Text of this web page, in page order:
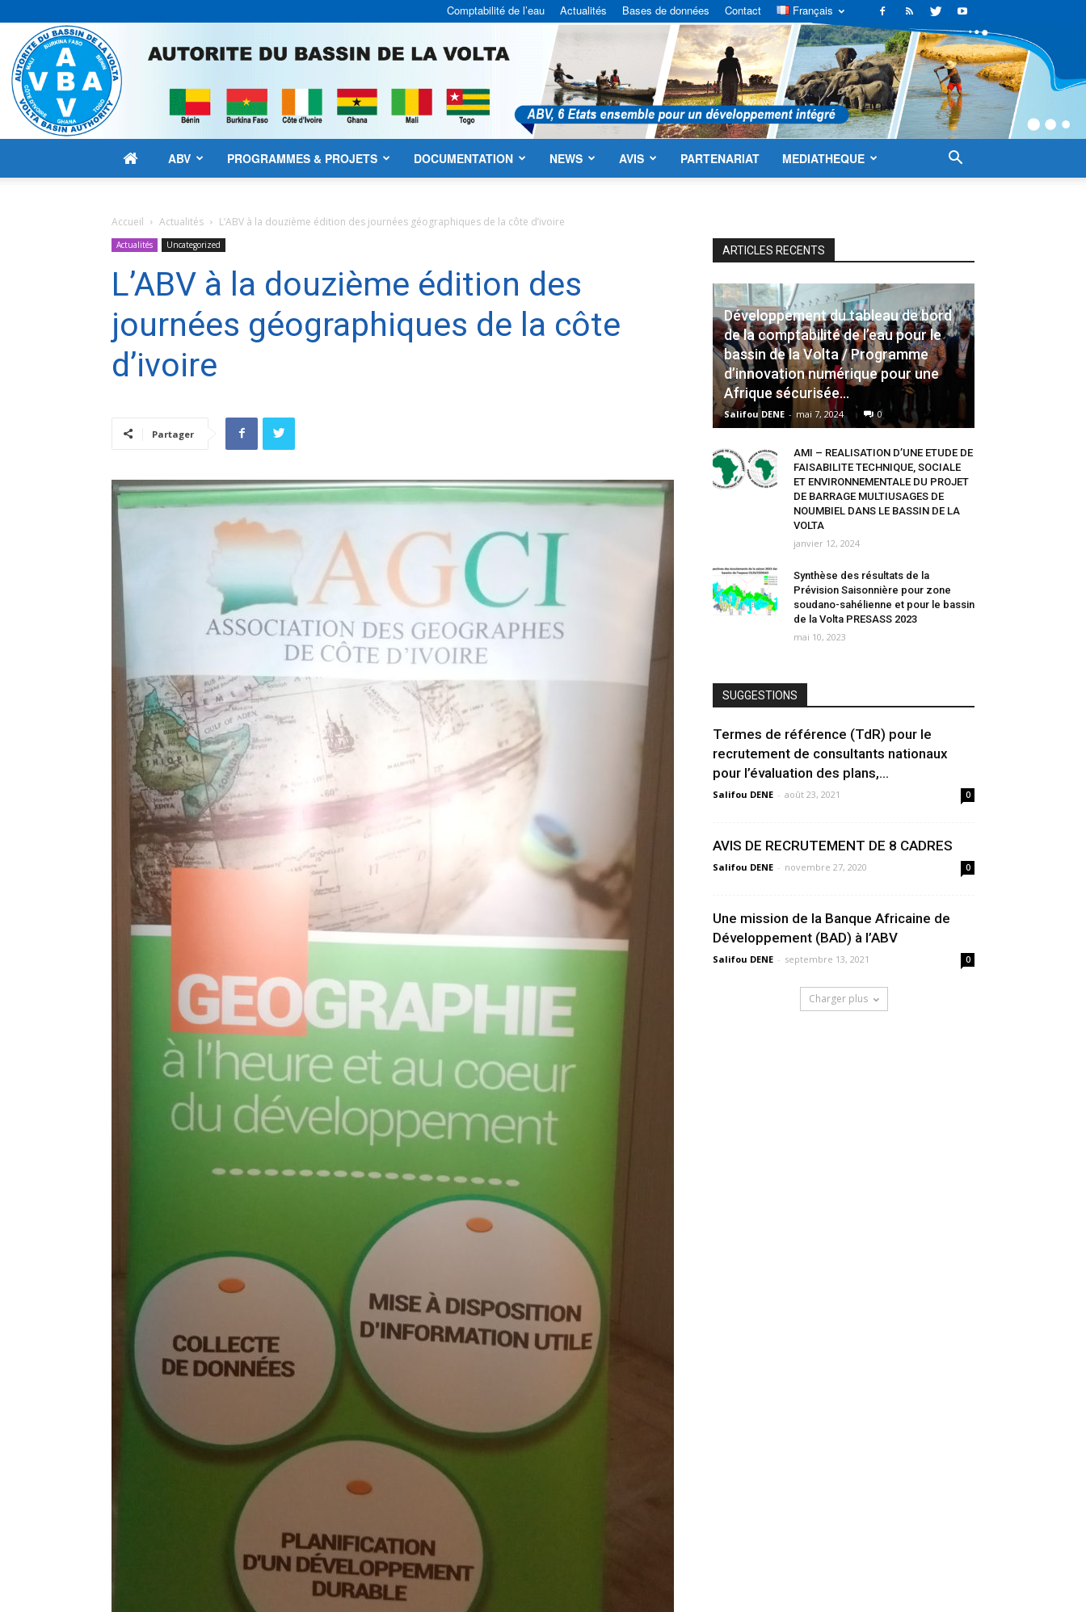
Comptabilité de l’eau Actualités Bases de données Contact Français
ABV PROGRAMMES & PROJETS DOCUMENTATION NEWS AVIS PARTENARIAT MEDIATHEQUE
Accueil Actualités L’ABV à la douzième édition des journées géographiques de la côte d’ivoire
Actualités Uncategorized
L’ABV à la douzième édition des
journées géographiques de la côte
d’ivoire
Partager
ARTICLES RECENTS
Développement du tableau de bord
de la comptabilité de l’eau pour le
bassin de la Volta / Programme
d’innovation numérique pour une
Afrique sécurisée...
Salifou DENE - mai 7, 2024 0
AMI – REALISATION D’UNE ETUDE DE
FAISABILITE TECHNIQUE, SOCIALE
ET ENVIRONNEMENTALE DU PROJET
DE BARRAGE MULTIUSAGES DE
NOUMBIEL DANS LE BASSIN DE LA
VOLTA
janvier 12, 2024
Synthèse des résultats de la
Prévision Saisonnière pour zone
soudano-sahélienne et pour le bassin
de la Volta PRESASS 2023
mai 10, 2023
SUGGESTIONS
Termes de référence (TdR) pour le
recrutement de consultants nationaux
pour l’évaluation des plans,...
Salifou DENE - août 23, 2021 0
AVIS DE RECRUTEMENT DE 8 CADRES
Salifou DENE - novembre 27, 2020 0
Une mission de la Banque Africaine de
Développement (BAD) à l’ABV
Salifou DENE - septembre 13, 2021 0
Charger plus